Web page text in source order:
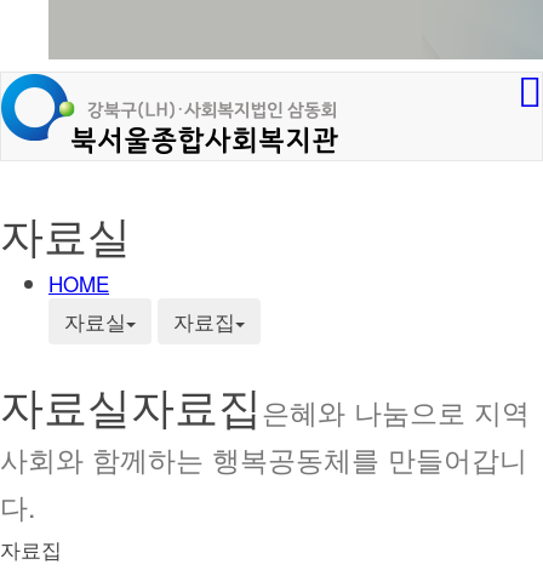
자료실
HOME
자료실
자료집
자료실자료집은혜와 나눔으로 지역
사회와 함께하는 행복공동체를 만들어갑니
다.
자료집